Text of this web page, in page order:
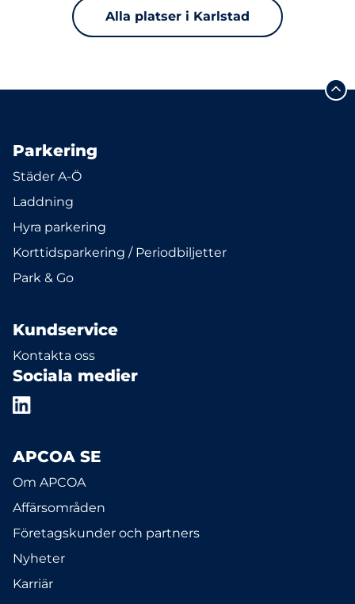
Alla platser i Karlstad
Parkering
Städer A-Ö
Laddning
Hyra parkering
Korttidsparkering / Periodbiljetter
Park & Go
Kundservice
Kontakta oss
Sociala medier
APCOA SE
Om APCOA
Affärsområden
Företagskunder och partners
Nyheter
Karriär